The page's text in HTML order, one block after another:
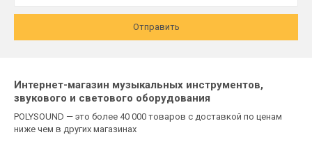
Отправить
Интернет-магазин музыкальных инструментов,
звукового и светового оборудования
POLYSOUND — это более 40 000 товаров с доставкой по ценам
ниже чем в других магазинах